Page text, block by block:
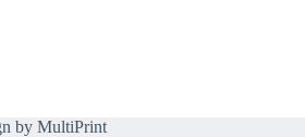
by MultiPrint